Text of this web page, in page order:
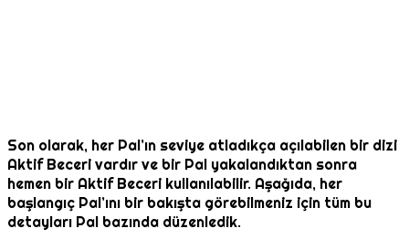
Son olarak, her Pal’ın seviye atladıkça açılabilen bir dizi
Aktif Beceri vardır ve bir Pal yakalandıktan sonra
hemen bir Aktif Beceri kullanılabilir. Aşağıda, her
başlangıç Pal’ını bir bakışta görebilmeniz için tüm bu
detayları Pal bazında düzenledik.